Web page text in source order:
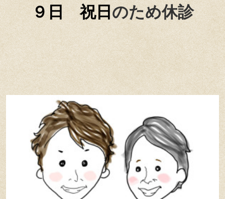
９日 祝日のため休診